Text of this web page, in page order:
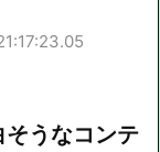
うなコンテ